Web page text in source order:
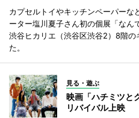
カプセルトイやキッチンペーパーな
ーター塩川夏子さん初の個展「なん
渋谷ヒカリエ（渋谷区渋谷2）8階
た。
見る・遊ぶ
映画「ハチミツと
リバイバル上映